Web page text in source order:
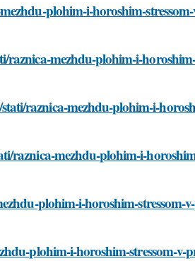
plohim-i-horoshim-stressom-
raznica-mezhdu-plohim-i-
raznica-mezhdu-plohim-i-
raznica-mezhdu-plohim-i-
plohim-i-horoshim-stressom-v-
plohim-i-horoshim-stressom-v-